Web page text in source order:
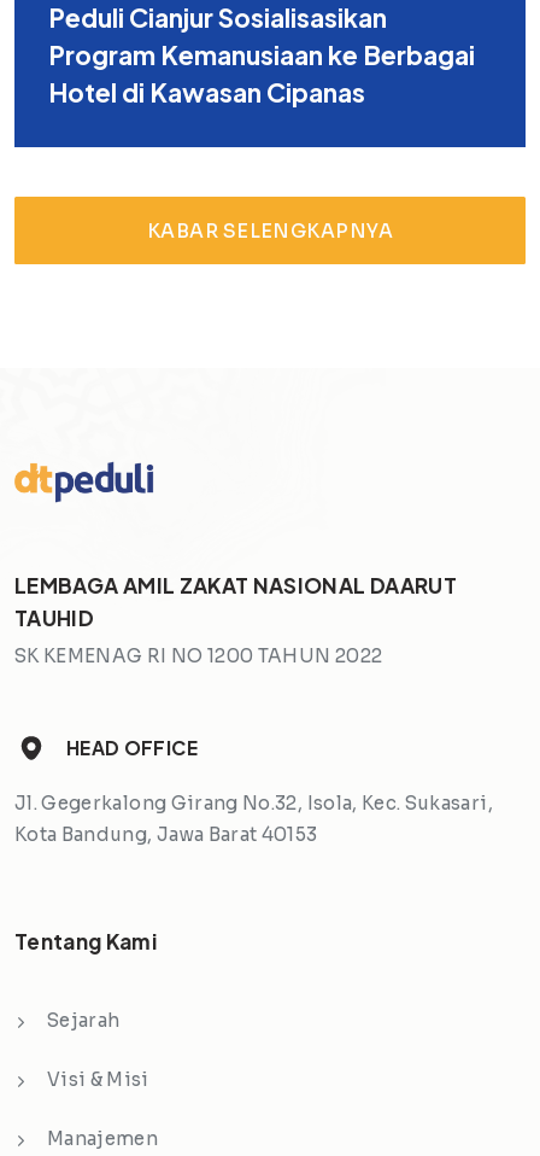
Peduli Cianjur Sosialisasikan
Program Kemanusiaan ke Berbagai
Hotel di Kawasan Cipanas
KABAR SELENGKAPNYA
LEMBAGA AMIL ZAKAT NASIONAL DAARUT
TAUHID
SK KEMENAG RI NO 1200 TAHUN 2022
HEAD OFFICE
Jl. Gegerkalong Girang No.32, Isola, Kec. Sukasari,
Kota Bandung, Jawa Barat 40153
Tentang Kami
Sejarah
Visi & Misi
Manajemen